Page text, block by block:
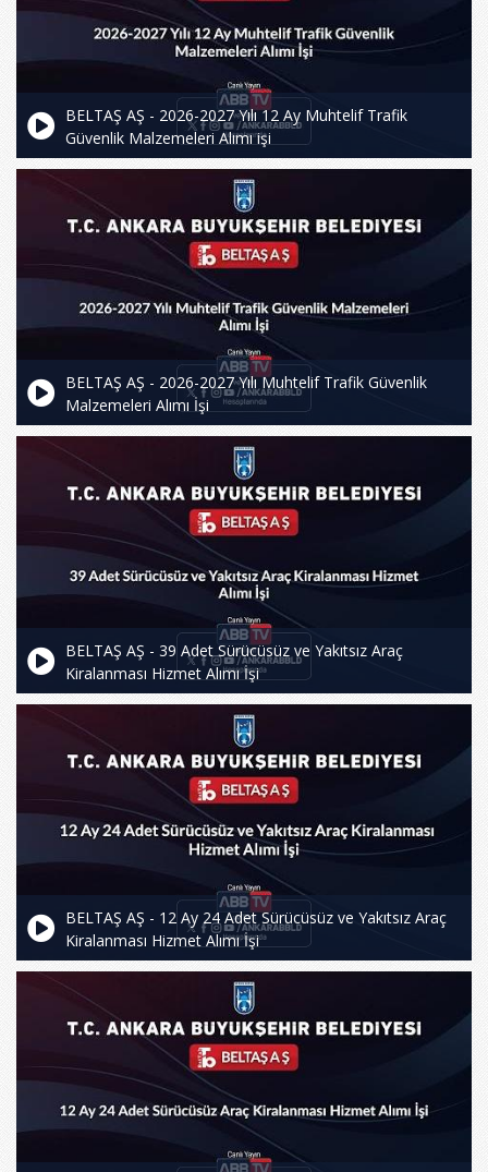
BELTAŞ AŞ - 2026-2027 Yılı 12 Ay Muhtelif Trafik
Güvenlik Malzemeleri Alımı işi
BELTAŞ AŞ - 2026-2027 Yılı Muhtelif Trafik Güvenlik
Malzemeleri Alımı İşi
BELTAŞ AŞ - 39 Adet Sürücüsüz ve Yakıtsız Araç
Kiralanması Hizmet Alımı İşi
BELTAŞ AŞ - 12 Ay 24 Adet Sürücüsüz ve Yakıtsız Araç
Kiralanması Hizmet Alımı İşi